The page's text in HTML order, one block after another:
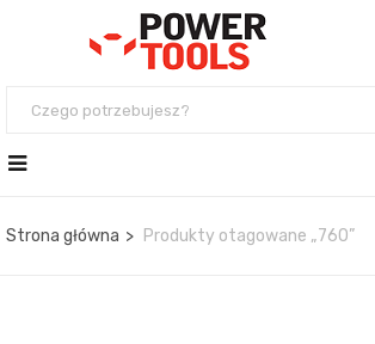
Strona główna Produkty otagowane „760”